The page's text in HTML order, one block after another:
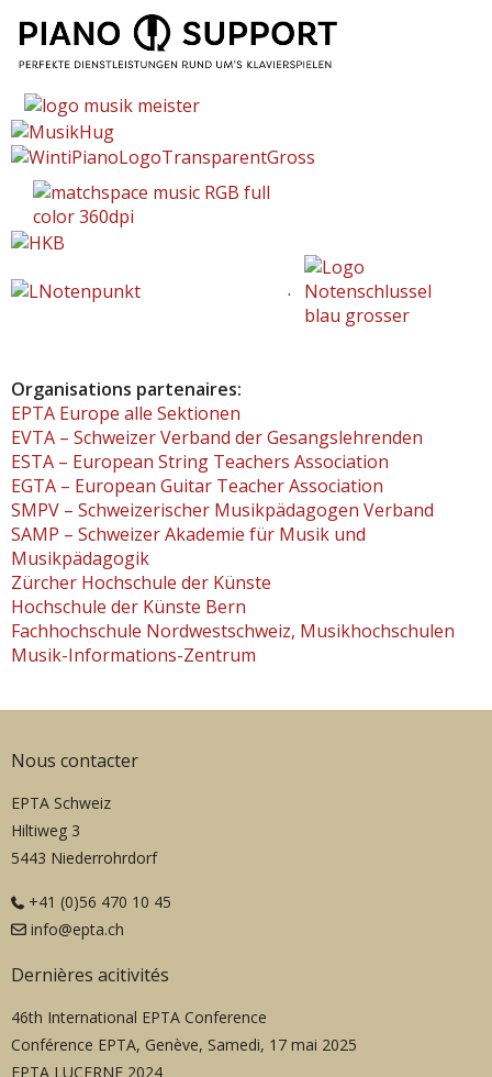
.
Organisations partenaires:
EPTA Europe alle Sektionen
EVTA – Schweizer Verband der Gesangslehrenden
ESTA – European String Teachers Association
EGTA – European Guitar Teacher Association
SMPV – Schweizerischer Musikpädagogen Verband
SAMP – Schweizer Akademie für Musik und
Musikpädagogik
Zürcher Hochschule der Künste
Hochschule der Künste Bern
Fachhochschule Nordwestschweiz, Musikhochschulen
Musik-Informations-Zentrum
Nous contacter
EPTA Schweiz
Hiltiweg 3
5443 Niederrohrdorf
+41 (0)56 470 10 45
info@epta.ch
Dernières acitivités
46th International EPTA Conference
Conférence EPTA, Genève, Samedi, 17 mai 2025
EPTA LUCERNE 2024